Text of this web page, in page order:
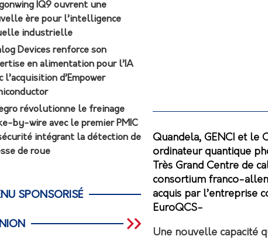
Quandela, GENCI et le
ordinateur quantique
Très Grand Centre de
consortium franco-
acquis par l’entreprise
EuroQCS-
Une nouvelle capacité
IQ9 ouvrent une
ère pour l’intelligence
industrielle
Devices renforce son
en alimentation pour l’IA
l’acquisition d’Empower
révolutionne le freinage
by-wire avec le premier PMIC
intégrant la détection de
de roue
SPONSORISÉ